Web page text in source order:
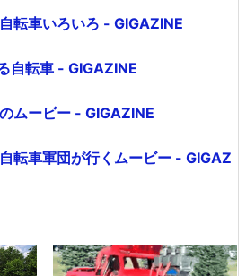
転車いろいろ - GIGAZINE
自転車 - GIGAZINE
ムービー - GIGAZINE
転車軍団が行くムービー - GIGAZ